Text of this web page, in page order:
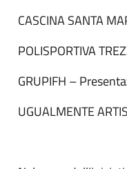
CASCINA SANTA
POLISPORTIVA
GRUPIFH –
UGUALMENTE